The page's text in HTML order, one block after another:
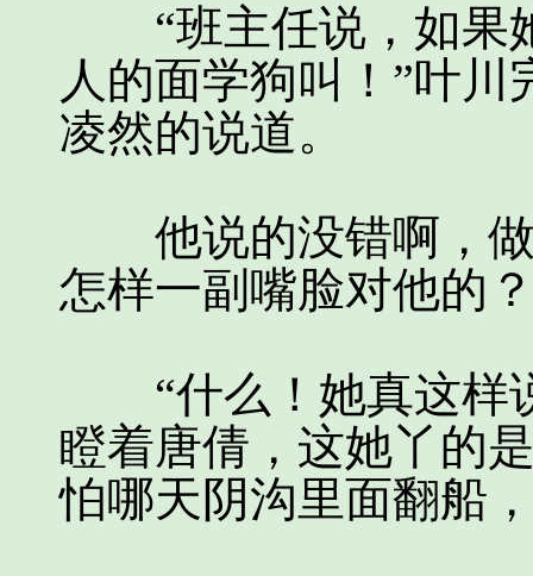
“班主任说，如果
人的面学狗叫！”叶
凌然的说道。
他说的没错啊，做
怎样一副嘴脸对他的
“什么！她真这样
瞪着唐倩，这她丫的
怕哪天阴沟里面翻船